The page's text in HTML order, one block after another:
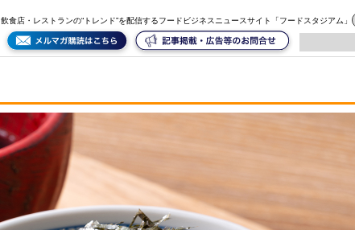
飲食店・レストランの“トレンド”を配信するフードビジネスニュースサイト「フードスタジアム」